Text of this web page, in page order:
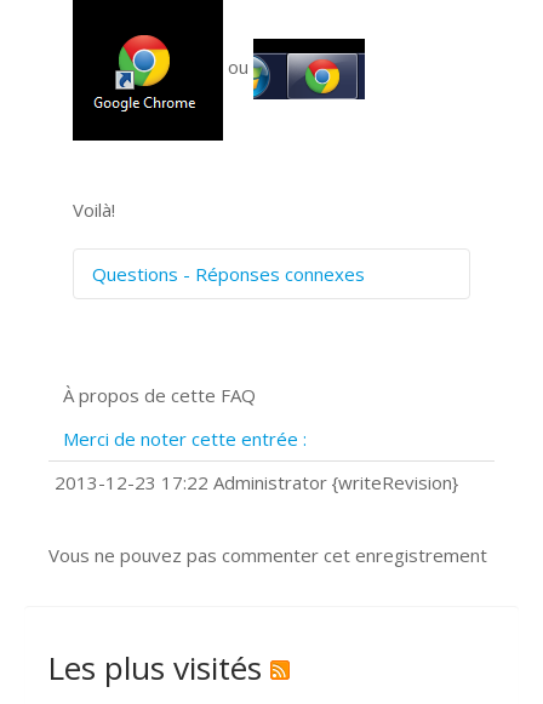
ou
Voilà!
Questions - Réponses connexes
Prise de vue 360°
?
Comment accéder à votre compte
À propos de cette FAQ
Merci de noter cette entrée :
2013-12-23 17:22 Administrator {writeRevision}
Vous ne pouvez pas commenter cet enregistrement
Les plus visités